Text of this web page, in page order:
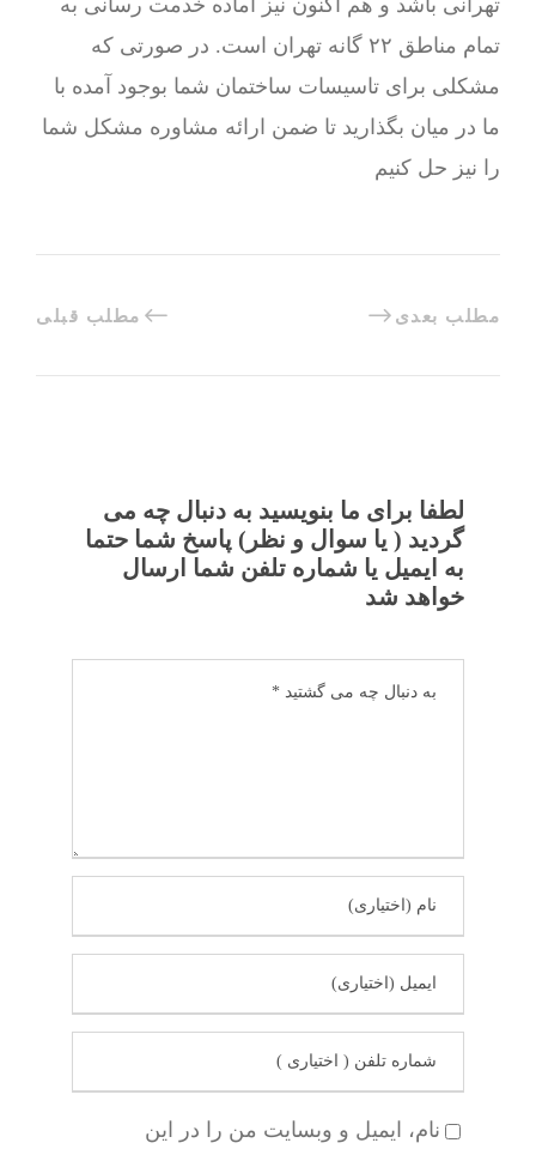
تهرانی باشد و هم اکنون نیز آماده خدمت رسانی به
تمام مناطق ۲۲ گانه تهران است. در صورتی که
مشکلی برای تاسیسات ساختمان شما بوجود آمده با
ما در میان بگذارید تا ضمن ارائه مشاوره مشکل شما
را نیز حل کنیم
مطلب قبلی مطلب بعدی
لطفا برای ما بنویسید به دنبال چه می
گردید ( یا سوال و نظر) پاسخ شما حتما
به ایمیل یا شماره تلفن شما ارسال
خواهد شد
نام، ایمیل و وبسایت من را در این